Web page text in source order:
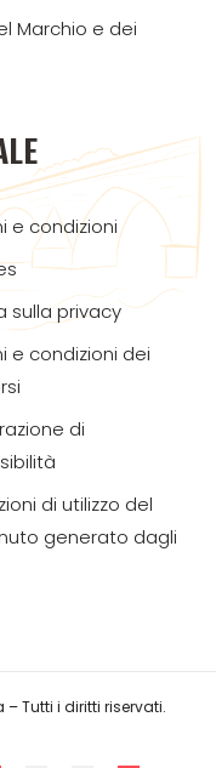
Marchio e dei
e condizioni
sulla privacy
e condizioni dei
di
di utilizzo del
generato dagli
Tutti i diritti riservati.